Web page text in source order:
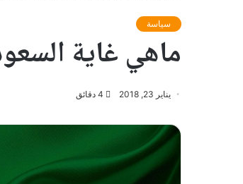
سياسة
ماهي غاية
يناير 23, 2018